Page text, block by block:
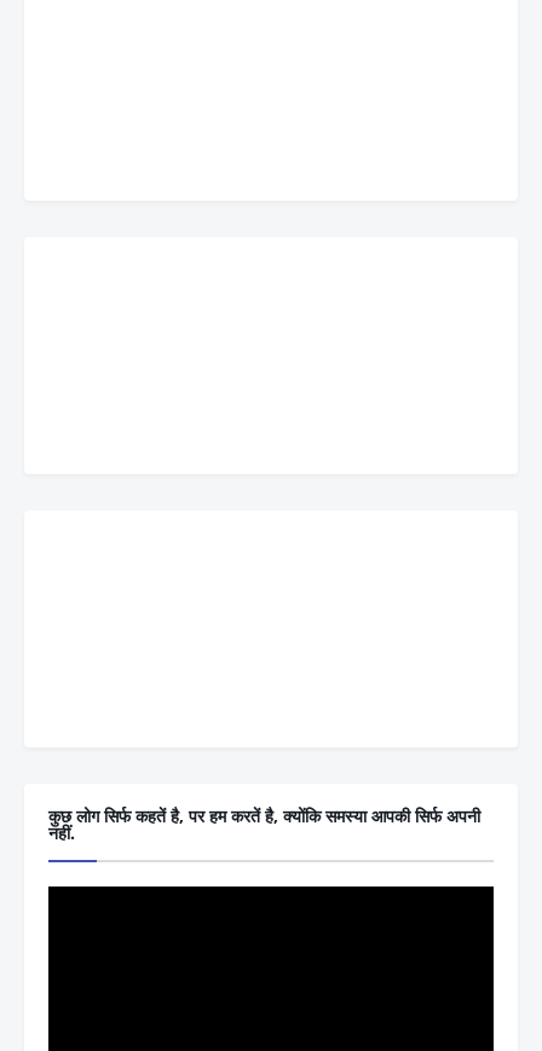
कुछ लोग सिर्फ कहतें है, पर हम करतें है, क्योंकि समस्या आपकी सिर्फ अपनी
नहीं.